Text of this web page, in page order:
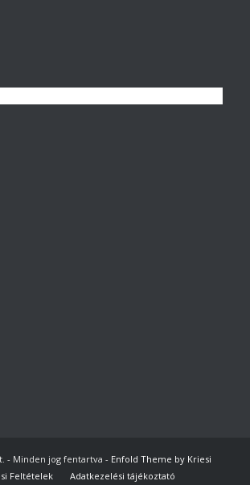
- Minden jog fentartva - Enfold Theme by Kriesi
Feltételek
Adatkezelési tájékoztató